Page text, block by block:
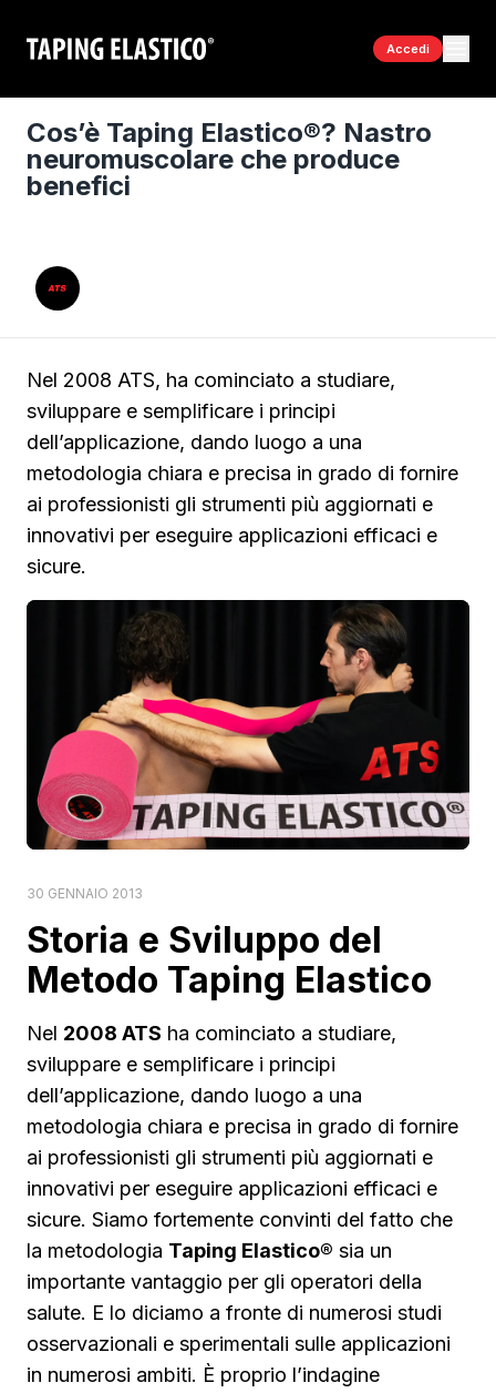
Accedi
Cos’è Taping Elastico®? Nastro
neuromuscolare che produce
benefici
Nel 2008 ATS, ha cominciato a studiare,
sviluppare e semplificare i principi
dell’applicazione, dando luogo a una
metodologia chiara e precisa in grado di fornire
ai professionisti gli strumenti più aggiornati e
innovativi per eseguire applicazioni efficaci e
sicure.
30 GENNAIO 2013
Storia e Sviluppo del
Metodo Taping Elastico
Nel 2008 ATS ha cominciato a studiare,
sviluppare e semplificare i principi
dell’applicazione, dando luogo a una
metodologia chiara e precisa in grado di fornire
ai professionisti gli strumenti più aggiornati e
innovativi per eseguire applicazioni efficaci e
sicure. Siamo fortemente convinti del fatto che
la metodologia Taping Elastico® sia un
importante vantaggio per gli operatori della
salute. E lo diciamo a fronte di numerosi studi
osservazionali e sperimentali sulle applicazioni
in numerosi ambiti. È proprio l’indagine